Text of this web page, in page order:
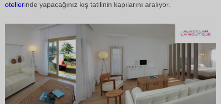
otellerinde yapacağınız kış tatilinin kapılarını aralıyor.